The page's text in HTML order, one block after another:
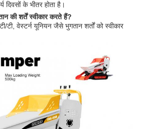
दिवसों के भीतर होता है।
की शर्तें स्वीकार करते हैं?
टी, वेस्टर्न यूनियन जैसे भुगतान शर्तों को स्वीकार